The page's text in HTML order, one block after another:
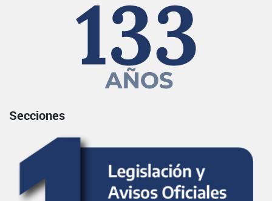
Secciones